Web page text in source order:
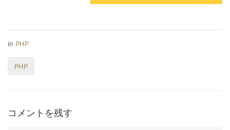
in PHP
PHP
コメントを残す